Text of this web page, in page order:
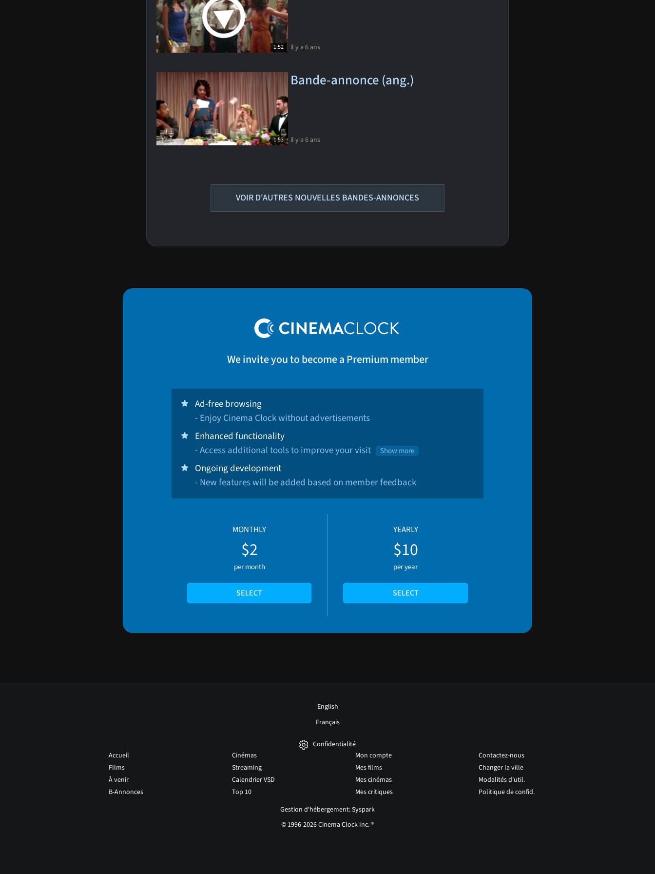
1:52 il y a 6 ans
1:53
Bande-annonce (ang.)
il y a 6 ans
VOIR D'AUTRES NOUVELLES BANDES-ANNONCES
We invite you to become a Premium member
Ad-free browsing
- Enjoy Cinema Clock without advertisements
Enhanced functionality
- Access additional tools to improve your visit
Show more
Ongoing development
- New features will be added based on member feedback
MONTHLY
$2
per month
SELECT
YEARLY
$10
per year
SELECT
English
Français
Confidentialité
Accueil
FIlms
À venir
B-Annonces
Cinémas
Streaming
Calendrier VSD
Top 10
Mon compte
Mes films
Mes cinémas
Mes critiques
Contactez-nous
Changer la ville
Modalités d'util.
Politique de confid.
Gestion d'hébergement: Syspark
© 1996-2026 Cinema Clock Inc. ®